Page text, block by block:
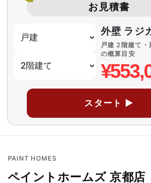
お見積書
外壁 ラジ
戸建 2階建て
の概算目安
スタート ▶
PAINT HOMES
ペイントホームズ 京都店